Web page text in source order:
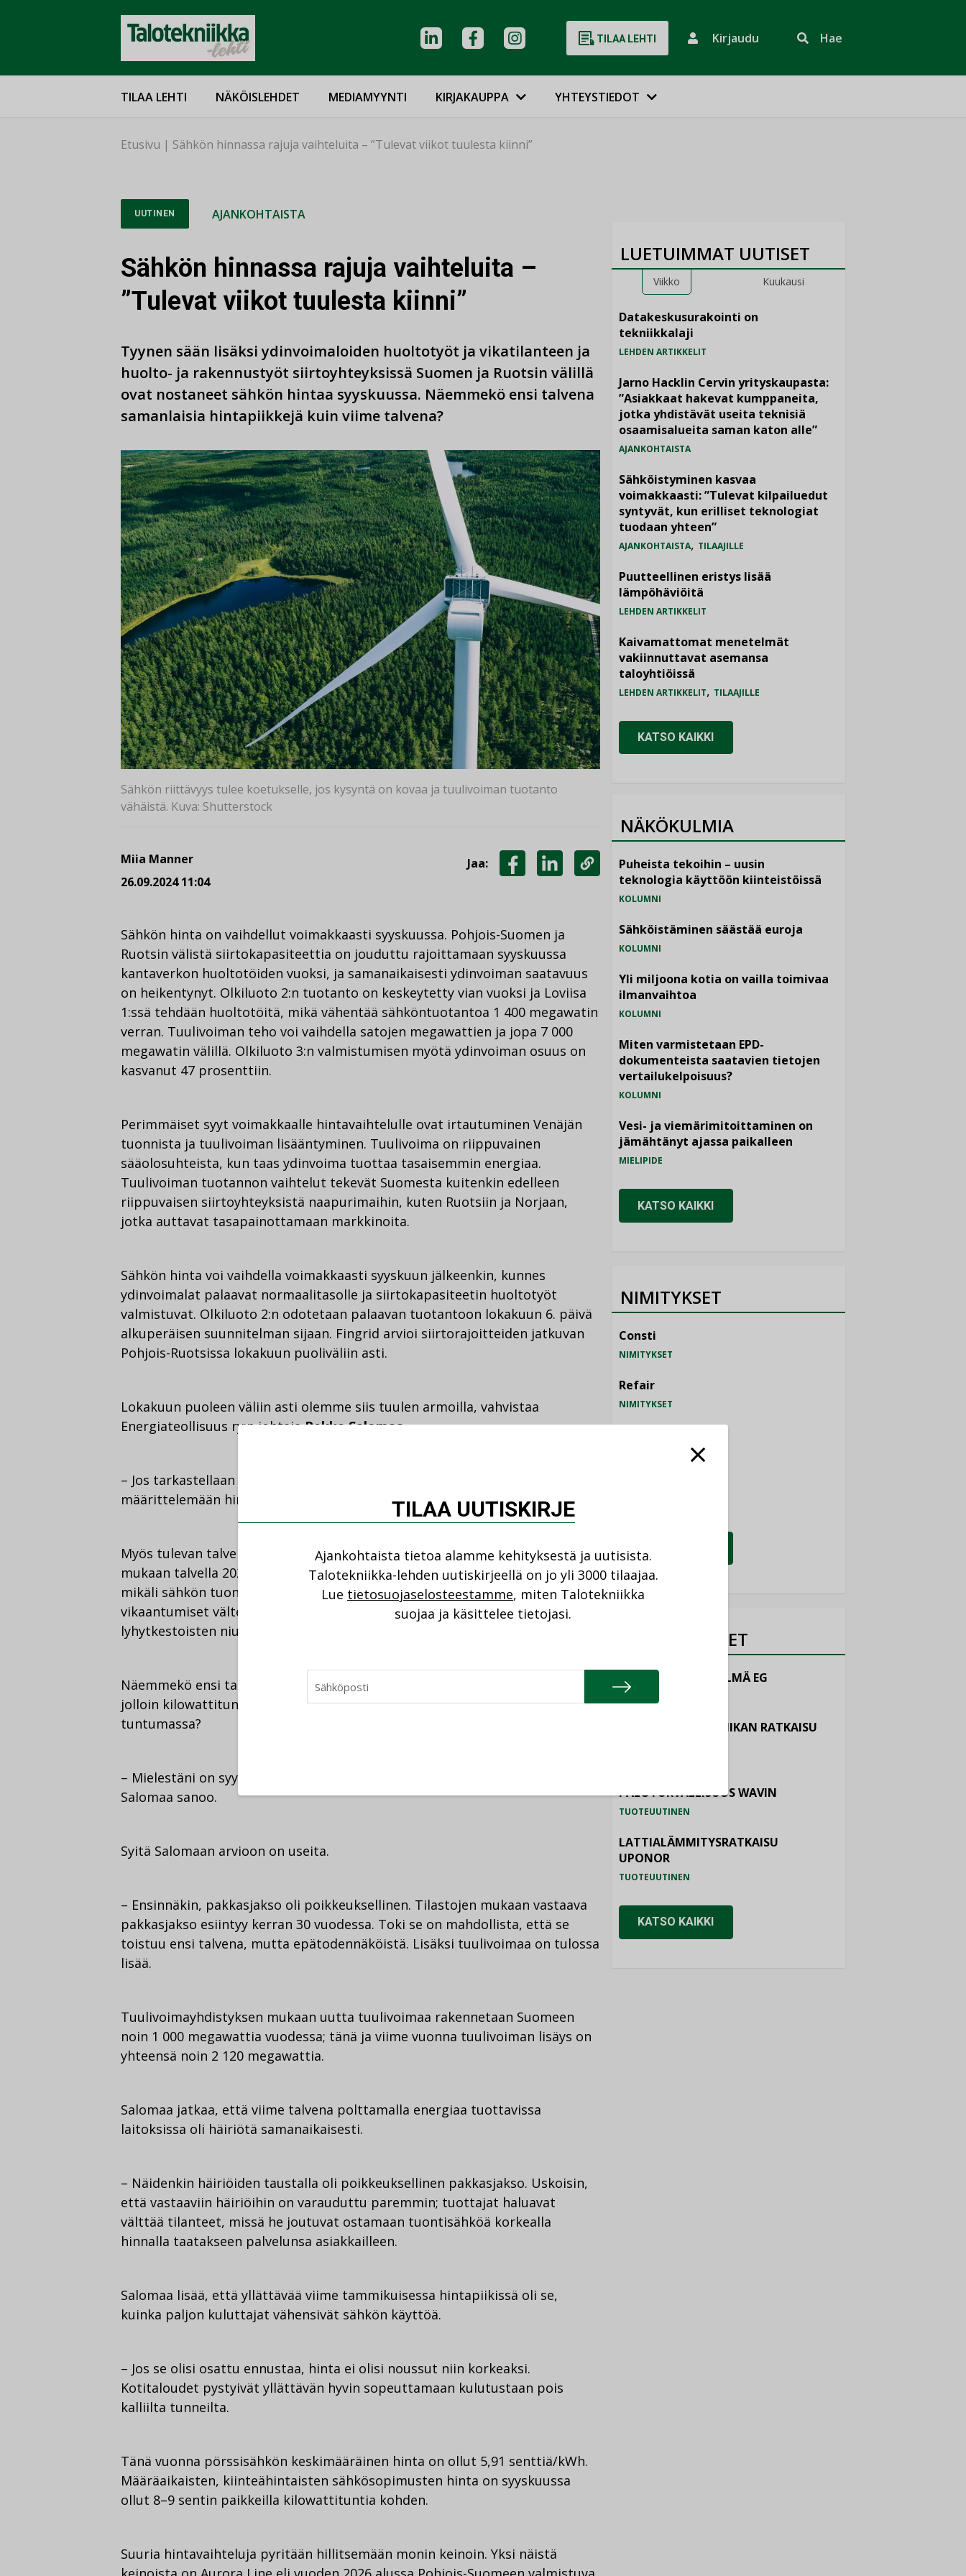
TILAA LEHTI Kirjaudu Hae
TILAA LEHTI NÄKÖISLEHDET MEDIAMYYNTI KIRJAKAUPPA YHTEYSTIEDOT
Etusivu | Sähkön hinnassa rajuja vaihteluita – ”Tulevat viikot tuulesta kiinni”
UUTINEN AJANKOHTAISTA
Sähkön hinnassa rajuja vaihteluita –
”Tulevat viikot tuulesta kiinni”
Tyynen sään lisäksi ydinvoimaloiden huoltotyöt ja vikatilanteen ja
huolto- ja rakennustyöt siirtoyhteyksissä Suomen ja Ruotsin välillä
ovat nostaneet sähkön hintaa syyskuussa. Näemmekö ensi talvena
samanlaisia hintapiikkejä kuin viime talvena?
Sähkön riittävyys tulee koetukselle, jos kysyntä on kovaa ja tuulivoiman tuotanto
vähäistä. Kuva: Shutterstock
Miia Manner
26.09.2024 11:04
Jaa:
LINKEDINISSÄ
KOPIOI
LINKKI
Sähkön hinta on vaihdellut voimakkaasti syyskuussa. Pohjois-Suomen ja
Ruotsin välistä siirtokapasiteettia on jouduttu rajoittamaan syyskuussa
kantaverkon huoltotöiden vuoksi, ja samanaikaisesti ydinvoiman saatavuus
on heikentynyt. Olkiluoto 2:n tuotanto on keskeytetty vian vuoksi ja Loviisa
1:ssä tehdään huoltotöitä, mikä vähentää sähköntuotantoa 1 400 megawatin
verran. Tuulivoiman teho voi vaihdella satojen megawattien ja jopa 7 000
megawatin välillä. Olkiluoto 3:n valmistumisen myötä ydinvoiman osuus on
kasvanut 47 prosenttiin.
Perimmäiset syyt voimakkaalle hintavaihtelulle ovat irtautuminen Venäjän
tuonnista ja tuulivoiman lisääntyminen. Tuulivoima on riippuvainen
sääolosuhteista, kun taas ydinvoima tuottaa tasaisemmin energiaa.
Tuulivoiman tuotannon vaihtelut tekevät Suomesta kuitenkin edelleen
riippuvaisen siirtoyhteyksistä naapurimaihin, kuten Ruotsiin ja Norjaan,
jotka auttavat tasapainottamaan markkinoita.
Sähkön hinta voi vaihdella voimakkaasti syyskuun jälkeenkin, kunnes
ydinvoimalat palaavat normaalitasolle ja siirtokapasiteetin huoltotyöt
valmistuvat. Olkiluoto 2:n odotetaan palaavan tuotantoon lokakuun 6. päivä
alkuperäisen suunnitelman sijaan. Fingrid arvioi siirtorajoitteiden jatkuvan
Pohjois-Ruotsissa lokakuun puoliväliin asti.
Lokakuun puoleen väliin asti olemme siis tuulen armoilla, vahvistaa
Energiateollisuus ry:n johtajaPekka Salomaa.
– Jos tarkastellaan sähkön hintaa seuraavien viikkojen osalta, niin tuuli tulee
määrittelemään hinnan. Tuulivoiman määrä vaihtelee nyt rajusti.
Myös tulevan talven osalta on odotettavissa hintavaihteluja. Fingridin
mukaan talvella 2024–2025 sähkön riittävyys Suomessa näyttää vakaalta,
mikäli sähkön tuonti toimii normaalisti ja merkittävät tuotantolaitosten
vikaantumiset vältetään. Jos vikoja ilmenee samanaikaisesti useampia,
lyhytkestoisten niukkuustilanteiden todennäköisyys kasvaa.
Näemmekö ensi talvena saman kaltaisia hintapiikkejä kuin viime talvena,
jolloin kilowattitunnin hinta huiteli korkeimmillaan kahden euron
tuntumassa?
– Mielestäni on syytä olettaa, että tällaista ei tule ensi talvena tapahtumaan,
Salomaa sanoo.
Syitä Salomaan arvioon on useita.
– Ensinnäkin, pakkasjakso oli poikkeuksellinen. Tilastojen mukaan vastaava
pakkasjakso esiintyy kerran 30 vuodessa. Toki se on mahdollista, että se
toistuu ensi talvena, mutta epätodennäköistä. Lisäksi tuulivoimaa on tulossa
lisää.
Tuulivoimayhdistyksen mukaan uutta tuulivoimaa rakennetaan Suomeen
noin 1 000 megawattia vuodessa; tänä ja viime vuonna tuulivoiman lisäys on
yhteensä noin 2 120 megawattia.
Salomaa jatkaa, että viime talvena polttamalla energiaa tuottavissa
laitoksissa oli häiriötä samanaikaisesti.
– Näidenkin häiriöiden taustalla oli poikkeuksellinen pakkasjakso. Uskoisin,
että vastaaviin häiriöihin on varauduttu paremmin; tuottajat haluavat
välttää tilanteet, missä he joutuvat ostamaan tuontisähköä korkealla
hinnalla taatakseen palvelunsa asiakkailleen.
Salomaa lisää, että yllättävää viime tammikuisessa hintapiikissä oli se,
kuinka paljon kuluttajat vähensivät sähkön käyttöä.
– Jos se olisi osattu ennustaa, hinta ei olisi noussut niin korkeaksi.
Kotitaloudet pystyivät yllättävän hyvin sopeuttamaan kulutustaan pois
kalliilta tunneilta.
Tänä vuonna pörssisähkön keskimääräinen hinta on ollut 5,91 senttiä/kWh.
Määräaikaisten, kiinteähintaisten sähkösopimusten hinta on syyskuussa
ollut 8–9 sentin paikkeilla kilowattituntia kohden.
Suuria hintavaihteluja pyritään hillitsemään monin keinoin. Yksi näistä
LUETUIMMAT UUTISET
Viikko Kuukausi
Datakeskusurakointi on
tekniikkalaji
LEHDEN ARTIKKELIT
Jarno Hacklin Cervin yrityskaupasta:
”Asiakkaat hakevat kumppaneita,
jotka yhdistävät useita teknisiä
osaamisalueita saman katon alle”
AJANKOHTAISTA
Sähköistyminen kasvaa
voimakkaasti: ”Tulevat kilpailuedut
syntyvät, kun erilliset teknologiat
tuodaan yhteen”
AJANKOHTAISTA, TILAAJILLE
Puutteellinen eristys lisää
lämpöhäviöitä
LEHDEN ARTIKKELIT
Kaivamattomat menetelmät
vakiinnuttavat asemansa
taloyhtiöissä
LEHDEN ARTIKKELIT, TILAAJILLE
KATSO KAIKKI
NÄKÖKULMIA
Puheista tekoihin – uusin
teknologia käyttöön kiinteistöissä
KOLUMNI
Sähköistäminen säästää euroja
KOLUMNI
Yli miljoona kotia on vailla toimivaa
ilmanvaihtoa
KOLUMNI
Miten varmistetaan EPD-
dokumenteista saatavien tietojen
vertailukelpoisuus?
KOLUMNI
Vesi- ja viemärimitoittaminen on
jämähtänyt ajassa paikalleen
MIELIPIDE
KATSO KAIKKI
NIMITYKSET
Consti
NIMITYKSET
Refair
NIMITYKSET
KATSO KAIKKI
TUOTEUUTISET
HALLINTAJÄRJESTELMÄ EG
TUOTEUUTINEN
ILMASTOINTITEKNIIKAN RATKAISU
PALOTURVALLISUUS WAVIN
TUOTEUUTINEN
LATTIALÄMMITYSRATKAISU
UPONOR
TUOTEUUTINEN
KATSO KAIKKI
TILAA UUTISKIRJE
Ajankohtaista tietoa alamme kehityksestä ja uutisista.
Talotekniikka-lehden uutiskirjeellä on jo yli 3000 tilaajaa.
Lue tietosuojaselosteestamme, miten Talotekniikka
suojaa ja käsittelee tietojasi.